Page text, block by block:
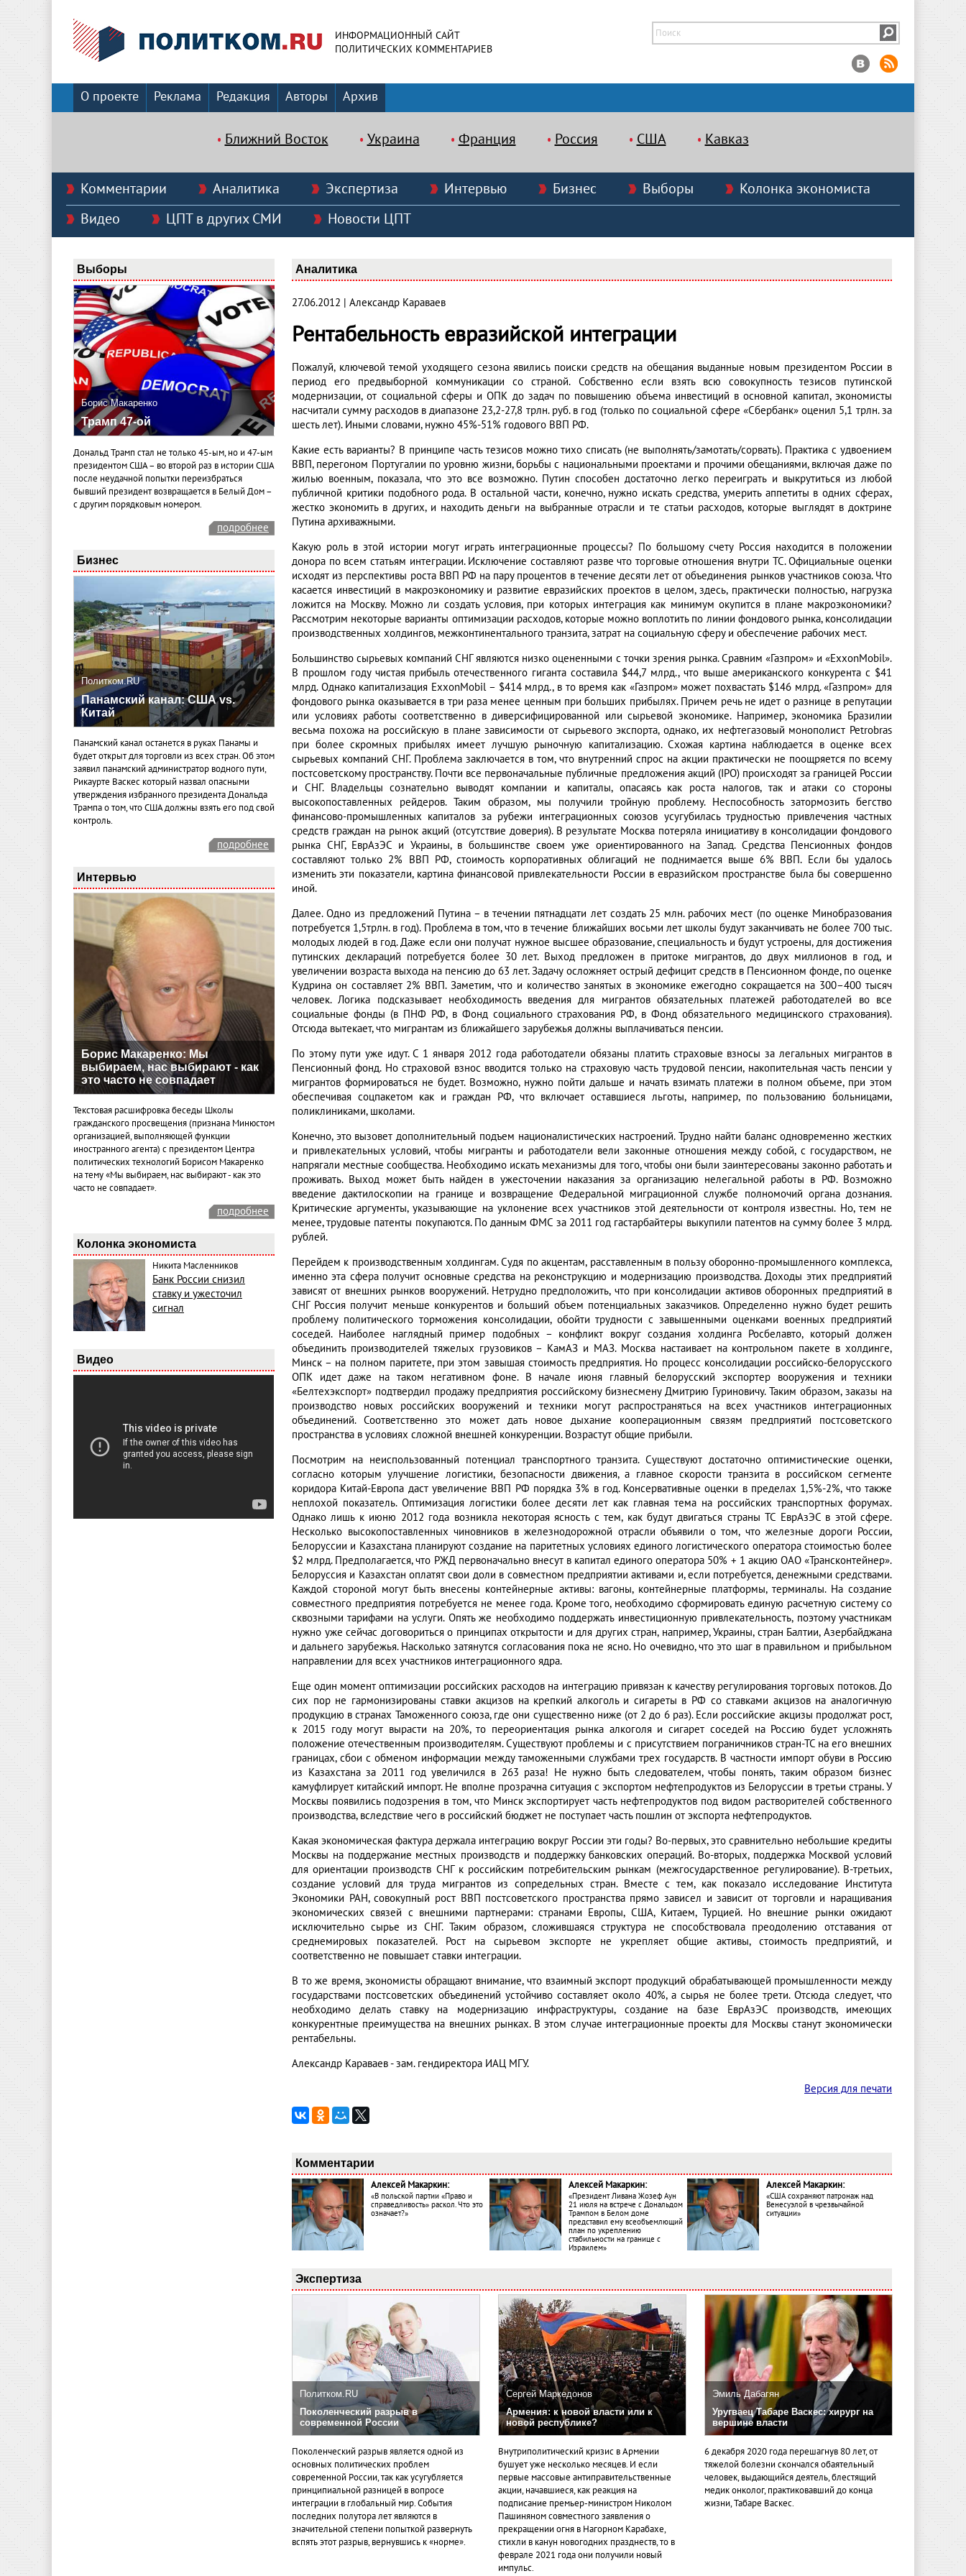
ИНФОРМАЦИОННЫЙ САЙТ
ПОЛИТИЧЕСКИХ КОММЕНТАРИЕВ
О проекте Реклама Редакция Авторы Архив
Ближний Восток Украина Франция Россия США Кавказ
Комментарии Аналитика Экспертиза Интервью Бизнес Выборы
Колонка экономиста
Видео
ЦПТ в других СМИ Новости ЦПТ
Выборы
Борис Макаренко
Трамп 47-ой
Дональд Трамп стал не только 45-ым, но и 47-ым
президентом США – во второй раз в истории США
после неудачной попытки переизбраться
бывший президент возвращается в Белый Дом –
с другим порядковым номером.
подробнее
Бизнес
Политком.RU
Панамский канал: США vs.
Китай
Панамский канал останется в руках Панамы и
будет открыт для торговли из всех стран. Об этом
заявил панамский администратор водного пути,
Рикаурте Васкес который назвал опасными
утверждения избранного президента Дональда
Трампа о том, что США должны взять его под свой
контроль.
подробнее
Интервью
Борис Макаренко: Мы
выбираем, нас выбирают - как
это часто не совпадает
Текстовая расшифровка беседы Школы
гражданского просвещения (признана Минюстом
организацией, выполняющей функции
иностранного агента) с президентом Центра
политических технологий Борисом Макаренко
на тему «Мы выбираем, нас выбирают - как это
часто не совпадает».
подробнее
Колонка экономиста
Никита Масленников
Банк России снизил
ставку и ужесточил
сигнал
Видео
Аналитика
27.06.2012 | Александр Караваев
Рентабельность евразийской интеграции
Пожалуй, ключевой темой уходящего сезона явились поиски средств на обещания выданные новым президентом России в
период его предвыборной коммуникации со страной. Собственно если взять всю совокупность тезисов путинской
модернизации, от социальной сферы и ОПК до задач по повышению объема инвестиций в основной капитал, экономисты
насчитали сумму расходов в диапазоне 23,2-27,8 трлн. руб. в год (только по социальной сфере «Сбербанк» оценил 5,1 трлн. за
шесть лет). Иными словами, нужно 45%-51% годового ВВП РФ.
Какие есть варианты? В принципе часть тезисов можно тихо списать (не выполнять/замотать/сорвать). Практика с удвоением
ВВП, перегоном Португалии по уровню жизни, борьбы с национальными проектами и прочими обещаниями, включая даже по
жилью военным, показала, что это все возможно. Путин способен достаточно легко переиграть и выкрутиться из любой
публичной критики подобного рода. В остальной части, конечно, нужно искать средства, умерить аппетиты в одних сферах,
жестко экономить в других, и находить деньги на выбранные отрасли и те статьи расходов, которые выглядят в доктрине
Путина архиважными.
Какую роль в этой истории могут играть интеграционные процессы? По большому счету Россия находится в положении
донора по всем статьям интеграции. Исключение составляют разве что торговые отношения внутри ТС. Официальные оценки
исходят из перспективы роста ВВП РФ на пару процентов в течение десяти лет от объединения рынков участников союза. Что
касается инвестиций в макроэкономику и развитие евразийских проектов в целом, здесь, практически полностью, нагрузка
ложится на Москву. Можно ли создать условия, при которых интеграция как минимум окупится в плане макроэкономики?
Рассмотрим некоторые варианты оптимизации расходов, которые можно воплотить по линии фондового рынка, консолидации
производственных холдингов, межконтинентального транзита, затрат на социальную сферу и обеспечение рабочих мест.
Большинство сырьевых компаний СНГ являются низко оцененными с точки зрения рынка. Сравним «Газпром» и «ExxonMobil».
В прошлом году чистая прибыль отечественного гиганта составила $44,7 млрд., что выше американского конкурента с $41
млрд. Однако капитализация ExxonMobil – $414 млрд., в то время как «Газпром» может похвастать $146 млрд. «Газпром» для
фондового рынка оказывается в три раза менее ценным при больших прибылях. Причем речь не идет о разнице в репутации
или условиях работы соответственно в диверсифицированной или сырьевой экономике. Например, экономика Бразилии
весьма похожа на российскую в плане зависимости от сырьевого экспорта, однако, их нефтегазовый монополист Petrobras
при более скромных прибылях имеет лучшую рыночную капитализацию. Схожая картина наблюдается в оценке всех
сырьевых компаний СНГ. Проблема заключается в том, что внутренний спрос на акции практически не поощряется по всему
постсоветскому пространству. Почти все первоначальные публичные предложения акций (IPO) происходят за границей России
и СНГ. Владельцы сознательно выводят компании и капиталы, опасаясь как роста налогов, так и атаки со стороны
высокопоставленных рейдеров. Таким образом, мы получили тройную проблему. Неспособность затормозить бегство
финансово-промышленных капиталов за рубежи интеграционных союзов усугубилась трудностью привлечения частных
средств граждан на рынок акций (отсутствие доверия). В результате Москва потеряла инициативу в консолидации фондового
рынка СНГ, ЕврАзЭС и Украины, в большинстве своем уже ориентированного на Запад. Средства Пенсионных фондов
составляют только 2% ВВП РФ, стоимость корпоративных облигаций не поднимается выше 6% ВВП. Если бы удалось
изменить эти показатели, картина финансовой привлекательности России в евразийском пространстве была бы совершенно
иной.
Далее. Одно из предложений Путина – в течении пятнадцати лет создать 25 млн. рабочих мест (по оценке Минобразования
потребуется 1,5трлн. в год). Проблема в том, что в течение ближайших восьми лет школы будут заканчивать не более 700 тыс.
молодых людей в год. Даже если они получат нужное высшее образование, специальность и будут устроены, для достижения
путинских деклараций потребуется более 30 лет. Выход предложен в притоке мигрантов, до двух миллионов в год, и
увеличении возраста выхода на пенсию до 63 лет. Задачу осложняет острый дефицит средств в Пенсионном фонде, по оценке
Кудрина он составляет 2% ВВП. Заметим, что и количество занятых в экономике ежегодно сокращается на 300–400 тысяч
человек. Логика подсказывает необходимость введения для мигрантов обязательных платежей работодателей во все
социальные фонды (в ПНФ РФ, в Фонд социального страхования РФ, в Фонд обязательного медицинского страхования).
Отсюда вытекает, что мигрантам из ближайшего зарубежья должны выплачиваться пенсии.
По этому пути уже идут. С 1 января 2012 года работодатели обязаны платить страховые взносы за легальных мигрантов в
Пенсионный фонд. Но страховой взнос вводится только на страховую часть трудовой пенсии, накопительная часть пенсии у
мигрантов формироваться не будет. Возможно, нужно пойти дальше и начать взимать платежи в полном объеме, при этом
обеспечивая соцпакетом как и граждан РФ, что включает оставшиеся льготы, например, по пользованию больницами,
поликлиниками, школами.
Конечно, это вызовет дополнительный подъем националистических настроений. Трудно найти баланс одновременно жестких
и привлекательных условий, чтобы мигранты и работодатели вели законные отношения между собой, с государством, не
напрягали местные сообщества. Необходимо искать механизмы для того, чтобы они были заинтересованы законно работать и
проживать. Выход может быть найден в ужесточении наказания за организацию нелегальной работы в РФ. Возможно
введение дактилоскопии на границе и возвращение Федеральной миграционной службе полномочий органа дознания.
Критические аргументы, указывающие на уклонение всех участников этой деятельности от контроля известны. Но, тем не
менее, трудовые патенты покупаются. По данным ФМС за 2011 год гастарбайтеры выкупили патентов на сумму более 3 млрд.
рублей.
Перейдем к производственным холдингам. Судя по акцентам, расставленным в пользу оборонно-промышленного комплекса,
именно эта сфера получит основные средства на реконструкцию и модернизацию производства. Доходы этих предприятий
зависят от внешних рынков вооружений. Нетрудно предположить, что при консолидации активов оборонных предприятий в
СНГ Россия получит меньше конкурентов и больший объем потенциальных заказчиков. Определенно нужно будет решить
проблему политического торможения консолидации, обойти трудности с завышенными оценками военных предприятий
соседей. Наиболее наглядный пример подобных – конфликт вокруг создания холдинга Росбелавто, который должен
объединить производителей тяжелых грузовиков – КамАЗ и МАЗ. Москва настаивает на контрольном пакете в холдинге,
Минск – на полном паритете, при этом завышая стоимость предприятия. Но процесс консолидации российско-белорусского
ОПК идет даже на таком негативном фоне. В начале июня главный белорусский экспортер вооружения и техники
«Белтехэкспорт» подтвердил продажу предприятия российскому бизнесмену Дмитрию Гуриновичу. Таким образом, заказы на
производство новых российских вооружений и техники могут распространяться на всех участников интеграционных
объединений. Соответственно это может дать новое дыхание кооперационным связям предприятий постсоветского
пространства в условиях сложной внешней конкуренции. Возрастут общие прибыли.
Посмотрим на неиспользованный потенциал транспортного транзита. Существуют достаточно оптимистические оценки,
согласно которым улучшение логистики, безопасности движения, а главное скорости транзита в российском сегменте
коридора Китай-Европа даст увеличение ВВП РФ порядка 3% в год. Консервативные оценки в пределах 1,5%-2%, что также
неплохой показатель. Оптимизация логистики более десяти лет как главная тема на российских транспортных форумах.
Однако лишь к июню 2012 года возникла некоторая ясность с тем, как будут двигаться страны ТС ЕврАзЭС в этой сфере.
Несколько высокопоставленных чиновников в железнодорожной отрасли объявили о том, что железные дороги России,
Белоруссии и Казахстана планируют создание на паритетных условиях единого логистического оператора стоимостью более
$2 млрд. Предполагается, что РЖД первоначально внесут в капитал единого оператора 50% + 1 акцию ОАО «Трансконтейнер».
Белоруссия и Казахстан оплатят свои доли в совместном предприятии активами и, если потребуется, денежными средствами.
Каждой стороной могут быть внесены контейнерные активы: вагоны, контейнерные платформы, терминалы. На создание
совместного предприятия потребуется не менее года. Кроме того, необходимо сформировать единую расчетную систему со
сквозными тарифами на услуги. Опять же необходимо поддержать инвестиционную привлекательность, поэтому участникам
нужно уже сейчас договориться о принципах открытости и для других стран, например, Украины, стран Балтии, Азербайджана
и дальнего зарубежья. Насколько затянутся согласования пока не ясно. Но очевидно, что это шаг в правильном и прибыльном
направлении для всех участников интеграционного ядра.
Еще один момент оптимизации российских расходов на интеграцию привязан к качеству регулирования торговых потоков. До
сих пор не гармонизированы ставки акцизов на крепкий алкоголь и сигареты в РФ со ставками акцизов на аналогичную
продукцию в странах Таможенного союза, где они существенно ниже (от 2 до 6 раз). Если российские акцизы продолжат рост,
к 2015 году могут вырасти на 20%, то переориентация рынка алкоголя и сигарет соседей на Россию будет усложнять
положение отечественным производителям. Существуют проблемы и с присутствием пограничников стран-ТС на его внешних
границах, сбои с обменом информации между таможенными службами трех государств. В частности импорт обуви в Россию
из Казахстана за 2011 год увеличился в 263 раза! Не нужно быть следователем, чтобы понять, таким образом бизнес
камуфлирует китайский импорт. Не вполне прозрачна ситуация с экспортом нефтепродуктов из Белоруссии в третьи страны. У
Москвы появились подозрения в том, что Минск экспортирует часть нефтепродуктов под видом растворителей собственного
производства, вследствие чего в российский бюджет не поступает часть пошлин от экспорта нефтепродуктов.
Какая экономическая фактура держала интеграцию вокруг России эти годы? Во-первых, это сравнительно небольшие кредиты
Москвы на поддержание местных производств и поддержку банковских операций. Во-вторых, поддержка Москвой условий
для ориентации производств СНГ к российским потребительским рынкам (межгосударственное регулирование). В-третьих,
создание условий для труда мигрантов из сопредельных стран. Вместе с тем, как показало исследование Института
Экономики РАН, совокупный рост ВВП постсоветского пространства прямо зависел и зависит от торговли и наращивания
экономических связей с внешними партнерами: странами Европы, США, Китаем, Турцией. Но внешние рынки ожидают
исключительно сырье из СНГ. Таким образом, сложившаяся структура не способствовала преодолению отставания от
среднемировых показателей. Рост на сырьевом экспорте не укрепляет общие активы, стоимость предприятий, и
соответственно не повышает ставки интеграции.
В то же время, экономисты обращают внимание, что взаимный экспорт продукций обрабатывающей промышленности между
государствами постсоветских объединений устойчиво составляет около 40%, а сырья не более трети. Отсюда следует, что
необходимо делать ставку на модернизацию инфраструктуры, создание на базе ЕврАзЭС производств, имеющих
конкурентные преимущества на внешних рынках. В этом случае интеграционные проекты для Москвы станут экономически
рентабельны.
Александр Караваев - зам. гендиректора ИАЦ МГУ.
Версия для печати
Комментарии
Алексей Макаркин:
«В польской партии «Право и
справедливость» раскол. Что это
означает?»
Алексей Макаркин:
«Президент Ливана Жозеф Аун
21 июля на встрече с Дональдом
Трампом в Белом доме
представил ему всеобъемлющий
план по укреплению
стабильности на границе с
Израилем»
Алексей Макаркин:
«США сохраняют патронаж над
Венесуэлой в чрезвычайной
ситуации»
Экспертиза
Политком.RU
Поколенческий разрыв в
современной России
Поколенческий разрыв является одной из
основных политических проблем
современной России, так как усугубляется
принципиальной разницей в вопросе
интеграции в глобальный мир. События
последних полутора лет являются в
значительной степени попыткой развернуть
вспять этот разрыв, вернувшись к «норме».
Сергей Маркедонов
Армения: к новой власти или к
новой республике?
Внутриполитический кризис в Армении
бушует уже несколько месяцев. И если
первые массовые антиправительственные
акции, начавшиеся, как реакция на
подписание премьер-министром Николом
Пашиняном совместного заявления о
прекращении огня в Нагорном Карабахе,
стихли в канун новогодних празднеств, то в
феврале 2021 года они получили новый
импульс.
Эмиль Дабагян
Уругваец Табаре Васкес: хирург на
вершине власти
6 декабря 2020 года перешагнув 80 лет, от
тяжелой болезни скончался обаятельный
человек, выдающийся деятель, блестящий
медик онколог, практиковавший до конца
жизни, Табаре Васкес.